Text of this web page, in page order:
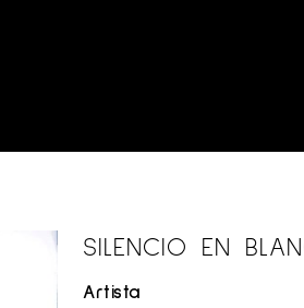
SILENCIO EN
Artista